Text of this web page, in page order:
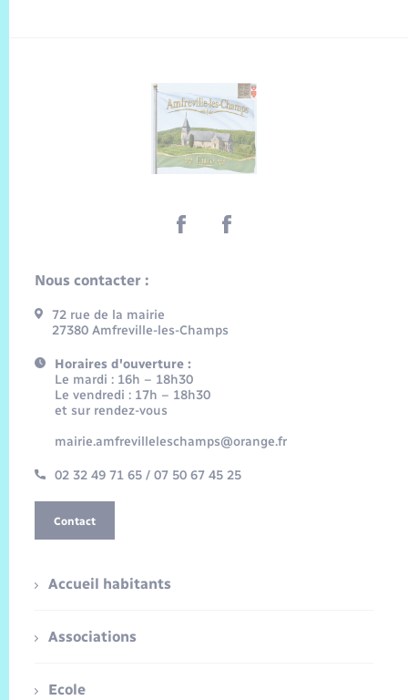
Nous contacter :
72 rue de la mairie
27380 Amfreville-les-Champs
Horaires d'ouverture :
Le mardi : 16h – 18h30
Le vendredi : 17h – 18h30
et sur rendez-vous
mairie.amfrevilleleschamps@orange.fr
02 32 49 71 65 / 07 50 67 45 25
Contact
Accueil habitants
Associations
Ecole